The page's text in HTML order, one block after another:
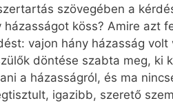
szövegében a
köss? Amire azt
vajon hány házasság
döntése szabta meg,
a házasságról, és ma
igazibb, szerető